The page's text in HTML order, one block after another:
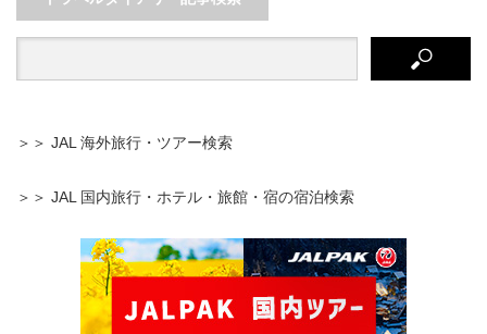
＞＞ JAL 海外旅行・ツアー検索
＞＞ JAL 国内旅行・ホテル・旅館・宿の宿泊検索